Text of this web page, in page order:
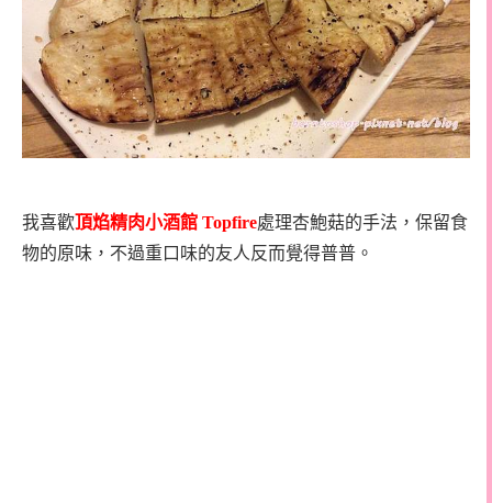
我喜歡頂焰精肉小酒館 Topfire處理杏鮑菇的手法，保留食
物的原味，不過重口味的友人反而覺得普普。